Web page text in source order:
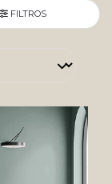
FILTROS